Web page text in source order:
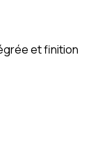
et finition